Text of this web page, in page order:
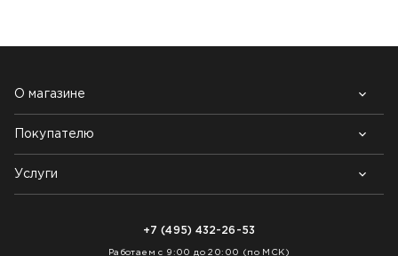
О магазине
Почему выбирают нас
Контакты
Блог
Покупателю
Возврат товара
Как заказать
Услуги
+7 (495) 432-26-53
Работаем с 9:00 до 20:00 (по МСК)